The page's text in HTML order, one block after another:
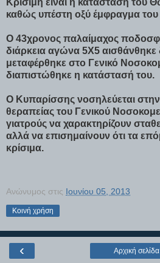
καθώς υπέστη οξύ έμφραγμα του
Ο 43χρονος παλαίμαχος
διάρκεια αγώνα 5Χ5 αισθάνθηκε
μεταφέρθηκε στο Γενικό
διαπιστώθηκε η κατάστασή του.
Ο Κυπαρίσσης νοσηλεύεται
θεραπείας του Γενικού
γιατρούς να χαρακτηρίζουν
αλλά να επισημαίνουν ότι τα
κρίσιμα.
Ανώνυμος στις Ιουνίου 05, 2013
Κοινή χρήση
‹ Αρχική σελίδα